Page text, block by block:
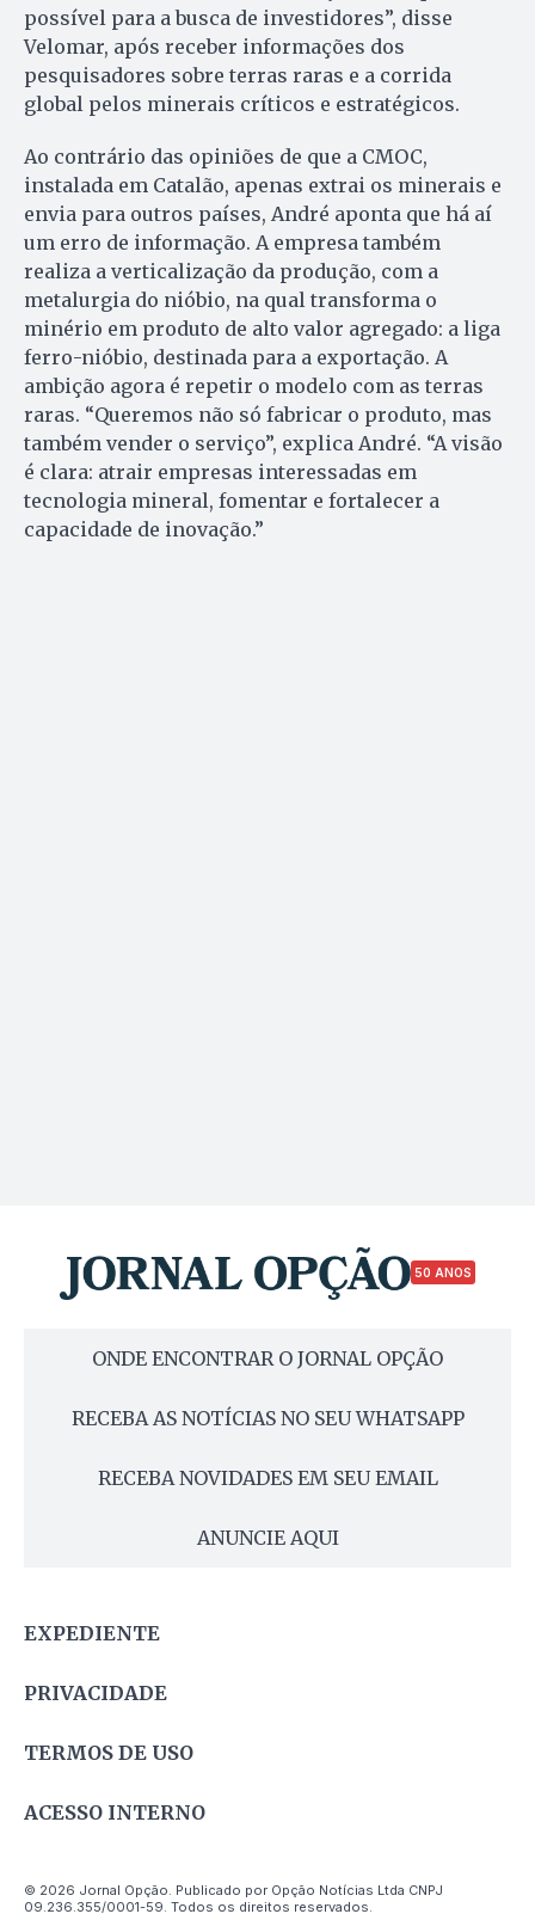
possível para a busca de investidores”, disse
Velomar, após receber informações dos
pesquisadores sobre terras raras e a corrida
global pelos minerais críticos e estratégicos.
Ao contrário das opiniões de que a CMOC,
instalada em Catalão, apenas extrai os minerais e
envia para outros países, André aponta que há aí
um erro de informação. A empresa também
realiza a verticalização da produção, com a
metalurgia do nióbio, na qual transforma o
minério em produto de alto valor agregado: a liga
ferro-nióbio, destinada para a exportação. A
ambição agora é repetir o modelo com as terras
raras. “Queremos não só fabricar o produto, mas
também vender o serviço”, explica André. “A visão
é clara: atrair empresas interessadas em
tecnologia mineral, fomentar e fortalecer a
capacidade de inovação.”
50 ANOS
ONDE ENCONTRAR O JORNAL OPÇÃO
RECEBA AS NOTÍCIAS NO SEU WHATSAPP
RECEBA NOVIDADES EM SEU EMAIL
ANUNCIE AQUI
EXPEDIENTE
PRIVACIDADE
TERMOS DE USO
ACESSO INTERNO
© 2026 Jornal Opção. Publicado por Opção Notícias Ltda CNPJ
09.236.355/0001-59. Todos os direitos reservados.